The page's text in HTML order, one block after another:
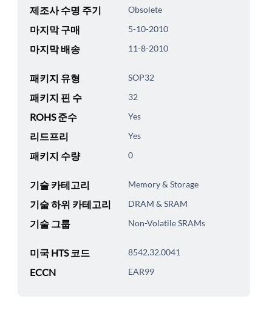
제조사 수명 주기 Obsolete
마지막 구매 5-10-2010
마지막 배송 11-8-2010
패키지 유형 SOP32
패키지 핀 수 32
ROHS 준수 Yes
리드프리 Yes
패키지 수량 0
기술 카테고리 Memory & Storage
기술 하위 카테고리 DRAM & SRAM
기술 그룹 Non-Volatile SRAMs
미국 HTS 코드 8542.32.0041
ECCN EAR99